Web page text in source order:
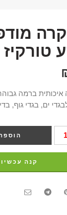
טורקיז
איכותית ברמה
ים, בגדי גוף,
קנה עכשיו